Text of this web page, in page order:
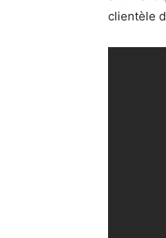
clientèle